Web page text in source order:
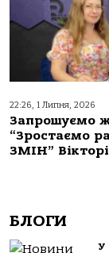
22:26, 1 Липня, 2026
Запрошуємо
“Зростаємо
ЗМІН”
БЛОГИ
У